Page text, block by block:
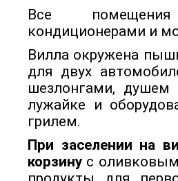
Все помещения
кондиционерами и
Вилла окружена
для двух
шезлонгами,
лужайке и
грилем.
При заселении на
корзину с